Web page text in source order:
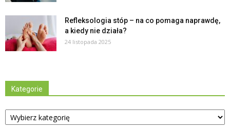
Refleksologia stóp – na co pomaga naprawdę,
a kiedy nie działa?
24 listopada 2025
Kategorie
Kategorie